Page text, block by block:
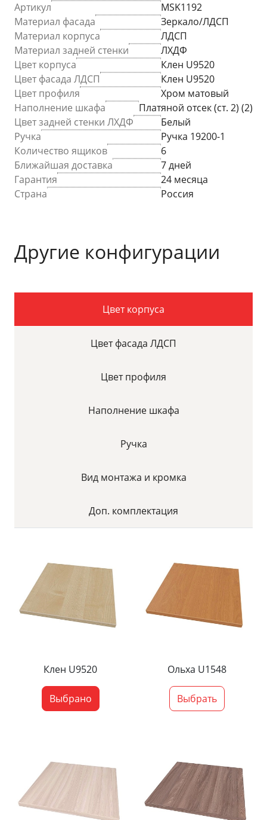
Артикул
MSK1192
Материал фасада
Зеркало/ЛДСП
Материал корпуса
ЛДСП
Материал задней стенки
ЛХДФ
Цвет корпуса
Клен U9520
Цвет фасада ЛДСП
Клен U9520
Цвет профиля
Хром матовый
Наполнение шкафа
Платяной отсек (ст. 2) (2)
Цвет задней стенки ЛХДФ
Белый
Ручка
Ручка 19200-1
Количество ящиков
6
Ближайшая доставка
7 дней
Гарантия
24 месяца
Страна
Россия
Другие конфигурации
Цвет корпуса
Цвет фасада ЛДСП
Цвет профиля
Наполнение шкафа
Ручка
Вид монтажа и кромка
Доп. комплектация
Клен U9520
Выбрано
Ольха U1548
Выбрать